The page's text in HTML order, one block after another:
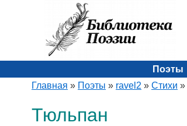
Поэты
Главная » Поэты » ravel2 » Стихи »
Тюльпан